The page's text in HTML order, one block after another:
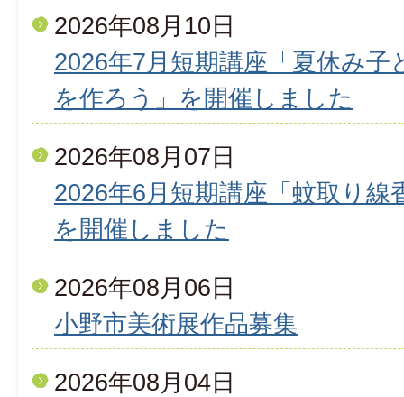
2026年08月10日
2026年7月短期講座「夏休み子
を作ろう」を開催しました
2026年08月07日
2026年6月短期講座「蚊取り
を開催しました
2026年08月06日
小野市美術展作品募集
2026年08月04日